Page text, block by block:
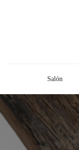
Salón